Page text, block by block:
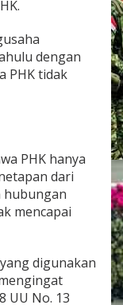
dengan
PHK tidak
PHK hanya
dari
hubungan
mencapai
digunakan
UU No. 13